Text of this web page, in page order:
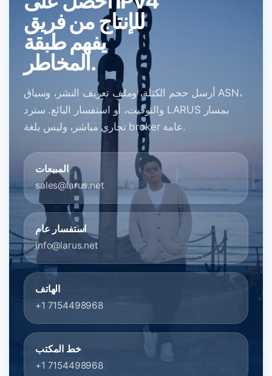
للإنتاج من فريق
يفهم طبقة
المخاطر.
أرسل حجم الكتلة، وملف تعريف النشر، وسياق ASN،
والتوقيت، أو استفسار البائع. سترد LARUS بمسار
تجاري مباشر، وليس بلغة broker عامة.
المبيعات
sales@larus.net
استفسار عام
info@larus.net
الهاتف
+1 7154498968
خط المكتب
+1 7154498968